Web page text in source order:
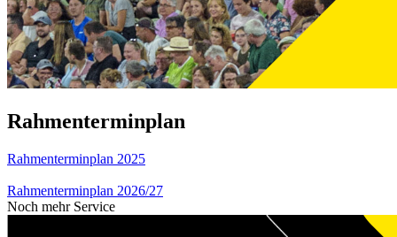
Rahmenterminplan
Rahmenterminplan 2025
Rahmenterminplan 2026/27
Noch mehr Service